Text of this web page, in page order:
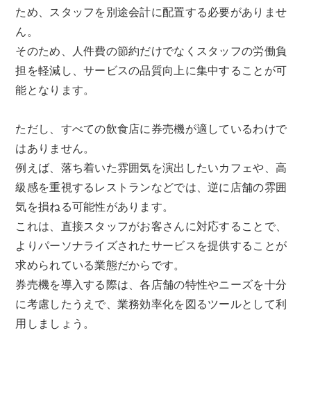
ため、スタッフを別途会計に配置する必要がありませ
ん。
そのため、人件費の節約だけでなくスタッフの労働負
担を軽減し、サービスの品質向上に集中することが可
能となります。
ただし、すべての飲食店に券売機が適しているわけで
はありません。
例えば、落ち着いた雰囲気を演出したいカフェや、高
級感を重視するレストランなどでは、逆に店舗の雰囲
気を損ねる可能性があります。
これは、直接スタッフがお客さんに対応することで、
よりパーソナライズされたサービスを提供することが
求められている業態だからです。
券売機を導入する際は、各店舗の特性やニーズを十分
に考慮したうえで、業務効率化を図るツールとして利
用しましょう。